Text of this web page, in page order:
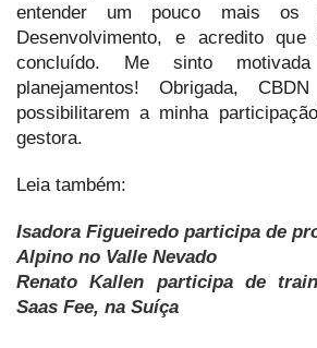
entender um pouco mais os
Desenvolvimento, e acredito
concluído. Me sinto
planejamentos! Obrigada,
possibilitarem a minha
gestora.
Leia também:
Isadora Figueiredo participa de
Alpino no Valle Nevado
Renato Kallen participa de
Saas Fee, na Suíça